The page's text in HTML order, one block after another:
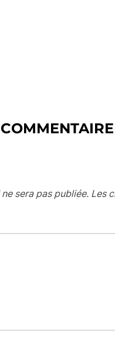
sera pas publiée. Les